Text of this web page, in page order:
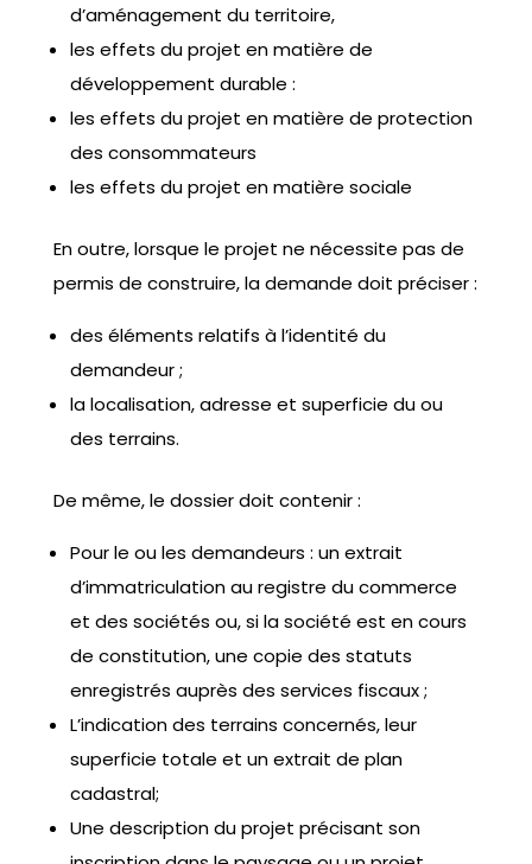
d’aménagement du territoire,
les effets du projet en matière de
développement durable :
les effets du projet en matière de protection
des consommateurs
les effets du projet en matière sociale
En outre, lorsque le projet ne nécessite pas de
permis de construire, la demande doit préciser :
des éléments relatifs à l’identité du
demandeur ;
la localisation, adresse et superficie du ou
des terrains.
De même, le dossier doit contenir :
Pour le ou les demandeurs : un extrait
d’immatriculation au registre du commerce
et des sociétés ou, si la société est en cours
de constitution, une copie des statuts
enregistrés auprès des services fiscaux ;
L’indication des terrains concernés, leur
superficie totale et un extrait de plan
cadastral;
Une description du projet précisant son